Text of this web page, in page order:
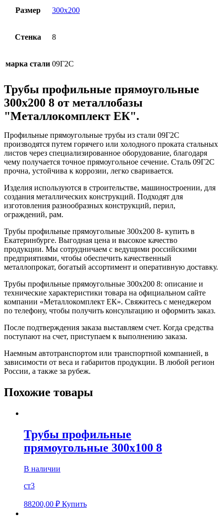
Размер 300х200
Стенка 8
марка стали 09Г2С
Трубы профильные прямоугольные
300х200 8 от металлобазы
"Металлокомплект ЕК".
Профильные прямоугольные трубы из стали 09Г2С
производятся путем горячего или холодного проката стальных
листов через специализированное оборудование, благодаря
чему получается точное прямоугольное сечение. Сталь 09Г2С
прочна, устойчива к коррозии, легко сваривается.
Изделия используются в строительстве, машиностроении, для
создания металлических конструкций. Подходят для
изготовления разнообразных конструкций, перил,
ограждений, рам.
Трубы профильные прямоугольные 300х200 8- купить в
Екатеринбурге. Выгодная цена и высокое качество
продукции. Мы сотрудничаем с ведущими российскими
предприятиями, чтобы обеспечить качественный
металлопрокат, богатый ассортимент и оперативную доставку.
Трубы профильные прямоугольные 300х200 8: описание и
технические характеристики товара на официальном сайте
компании «Металлокомплект ЕК». Свяжитесь с менеджером
по телефону, чтобы получить консультацию и оформить заказ.
После подтверждения заказа выставляем счет. Когда средства
поступают на счет, приступаем к выполнению заказа.
Наемным автотранспортом или транспортной компанией, в
зависимости от веса и габаритов продукции. В любой регион
России, а также за рубеж.
Похожие товары
Трубы профильные
прямоугольные 300х100 8
В наличии
ст3
88200,00 ₽ Купить